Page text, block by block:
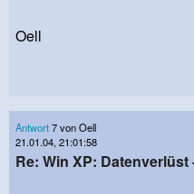
Oell
Antwort7 von Oell
21.01.04, 21:01:58
Re: Win XP: Datenverlüst